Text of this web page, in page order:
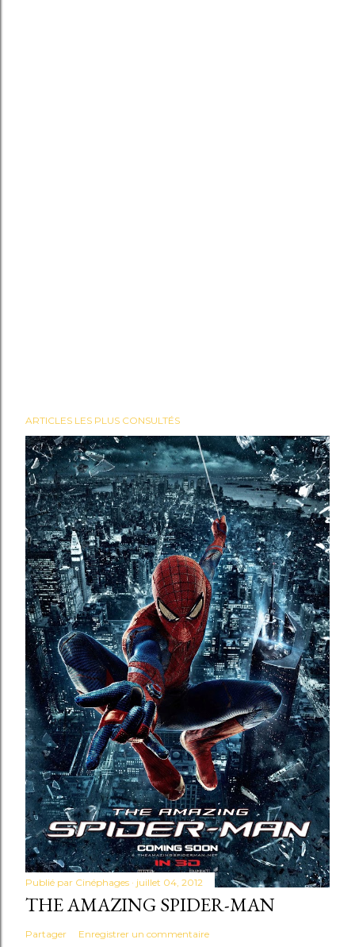
ARTICLES LES PLUS CONSULTÉS
Publié par Cinéphages juillet 04, 2012
THE AMAZING SPIDER-MAN
Partager Enregistrer un commentaire